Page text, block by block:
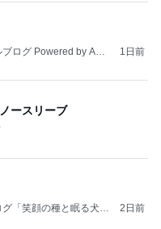
ログ Powered by Ame
1日前
ースリーブ
「笑顔の種と眠る犬」
2日前